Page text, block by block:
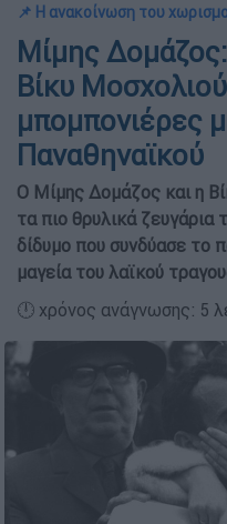
📌 Η ανακοίνωση του
Μίμης
Βίκυ Μοσχολιού
μπομπονιέρες
Παναθηναϊκού
Ο Μίμης Δομάζος και η
τα πιο θρυλικά ζευγάρια
δίδυμο που συνδύασε το
μαγεία του λαϊκού
🕛 χρόνος ανάγνωσης: 5